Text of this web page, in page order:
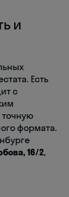
и
Есть
с
точную
формата.
16/2,